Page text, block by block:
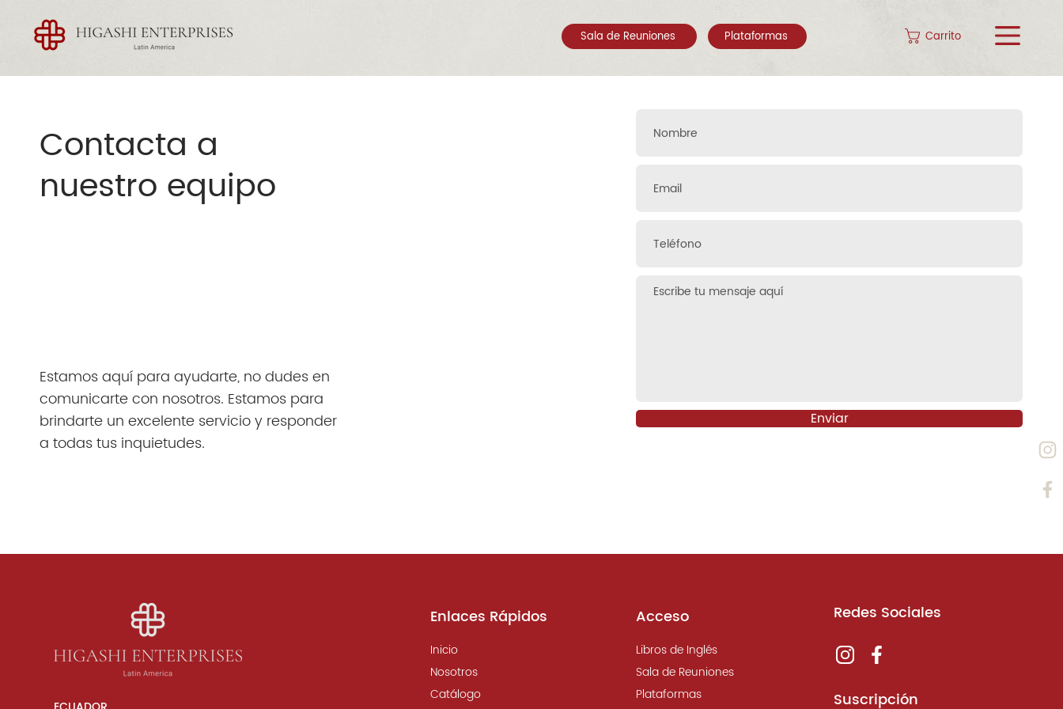
Sala de Reuniones Plataformas Carrito
Contacta a
nuestro equipo
Estamos aquí para ayudarte, no dudes en
comunicarte con nosotros. Estamos para
brindarte un excelente servicio y responder
a todas tus inquietudes.
Enviar
Enlaces Rápidos
Inicio
Nosotros
Catálogo
Acceso
Libros de Inglés
Sala de Reuniones
Plataformas
Redes Sociales
Suscripción